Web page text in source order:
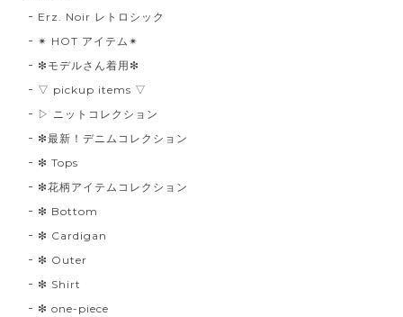
Erz. Noir レトロシック
✴︎ HOT アイテム✴︎
❇︎モデルさん着用❇︎
▽ pickup items ▽
▷ ニットコレクション
❇︎最新！デニムコレクション
❇︎ Tops
❇︎花柄アイテムコレクション
❇︎ Bottom
❇︎ Cardigan
❇︎ Outer
❇︎ Shirt
❇︎ one-piece